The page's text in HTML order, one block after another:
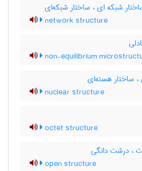
شبکه ای ، ساختار شبکه‌ای
network structure
non-equilibrium
ساختار هسته‌ای
nuclear structure
octet structure
، درشت دانگی
open structure